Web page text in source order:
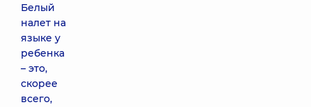
Белый
налет на
языке у
ребенка
– это,
скорее
всего,